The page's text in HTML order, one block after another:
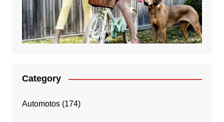
Category
Automotos(174)